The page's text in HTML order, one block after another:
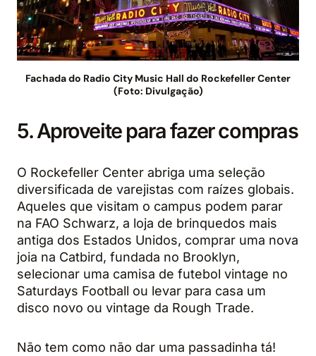
Fachada do Radio City Music Hall do Rockefeller Center
(Foto: Divulgação)
5. Aproveite para fazer compras
O Rockefeller Center abriga uma seleção
diversificada de varejistas com raízes globais.
Aqueles que visitam o campus podem parar
na FAO Schwarz, a loja de brinquedos mais
antiga dos Estados Unidos, comprar uma nova
joia na Catbird, fundada no Brooklyn,
selecionar uma camisa de futebol vintage no
Saturdays Football ou levar para casa um
disco novo ou vintage da Rough Trade.
Não tem como não dar uma passadinha tá!